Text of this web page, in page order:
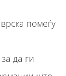
помеѓу
да ги